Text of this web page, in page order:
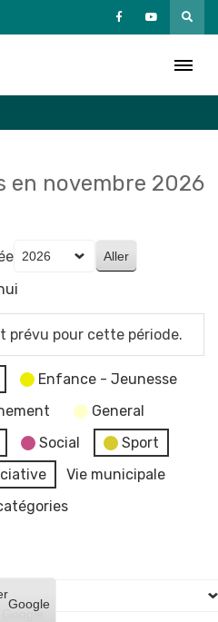
en novembre 2026
prévu pour cette période.
Enfance - Jeunesse
General
Social
Sport
Vie municipale
Google
Google